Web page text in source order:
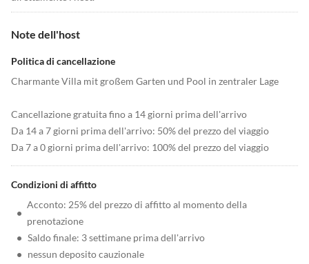
Note dell'host
Politica di cancellazione
Charmante Villa mit großem Garten und Pool in zentraler Lage
Cancellazione gratuita fino a 14 giorni prima dell'arrivo
Da 14 a 7 giorni prima dell'arrivo: 50% del prezzo del viaggio
Da 7 a 0 giorni prima dell'arrivo: 100% del prezzo del viaggio
Condizioni di affitto
•
Acconto: 25% del prezzo di affitto al momento della
prenotazione
• Saldo finale: 3 settimane prima dell'arrivo
• nessun deposito cauzionale